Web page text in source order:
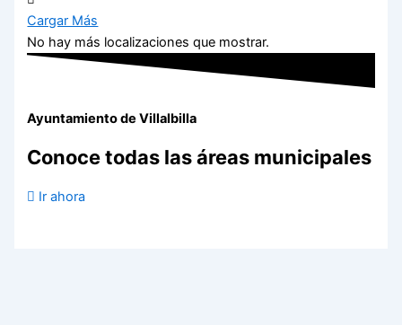
Cargar Más
No hay más localizaciones que mostrar.
Ayuntamiento de Villalbilla
Conoce todas las áreas municipales
Ir ahora